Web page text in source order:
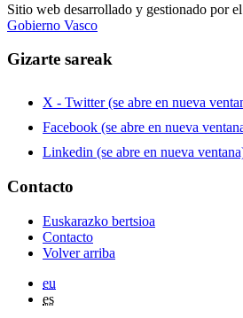
Sitio web desarrollado y gestionado por el
Gobierno Vasco
Gizarte sareak
X - Twitter (se abre en nueva
Facebook (se abre en nueva
Linkedin (se abre en nueva
Contacto
Euskarazko bertsioa
Contacto
Volver arriba
eu
es